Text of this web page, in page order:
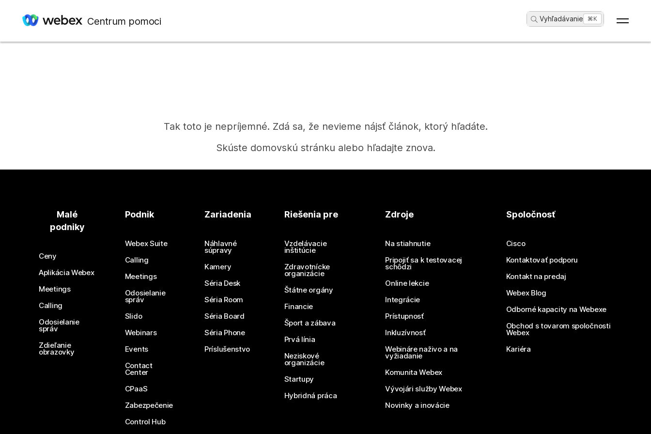
Centrum pomoci Vyhľadávanie ...⌘K
Tak toto je nepríjemné. Zdá sa, že nevieme nájsť článok, ktorý hľadáte.
Skúste domovskú stránku alebo hľadajte znova.
Potrebujete odpoveď?
Odoslať otázku
Malé
podniky
Ceny
Aplikácia Webex
Meetings
Calling
Odosielanie
správ
Zdieľanie
obrazovky
Podnik
Webex Suite
Calling
Meetings
Odosielanie
správ
Slido
Webinars
Events
Contact
Center
CPaaS
Zabezpečenie
Control Hub
Zariadenia
Náhlavné
súpravy
Kamery
Séria Desk
Séria Room
Séria Board
Séria Phone
Príslušenstvo
Riešenia pre
Vzdelávacie
inštitúcie
Zdravotnícke
organizácie
Štátne orgány
Financie
Šport a zábava
Prvá línia
Neziskové
organizácie
Startupy
Hybridná práca
Zdroje
Na stiahnutie
Pripojiť sa k testovacej
schôdzi
Online lekcie
Integrácie
Prístupnosť
Inkluzívnosť
Webináre naživo a na
vyžiadanie
Komunita Webex
Vývojári služby Webex
Novinky a inovácie
Spoločnosť
Cisco
Kontaktovať podporu
Kontakt na predaj
Webex Blog
Odborné kapacity na Webexe
Obchod s tovarom spoločnosti
Webex
Kariéra